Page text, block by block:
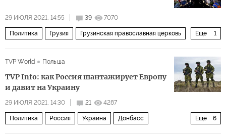
29 ИЮЛЯ 2021, 14:55 39 7070
Еще 1
Политика Грузия Грузинская православная церковь
TVP World
Польша
TVP Info: как Россия шантажирует Европу
и давит на Украину
29 ИЮЛЯ 2021, 14:30 21 4287
Еще 6
Политика Россия Украина Донбасс